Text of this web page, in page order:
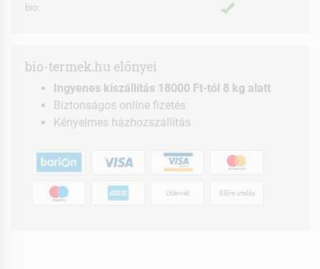
bio:
bio-termek.hu előnyei
Ingyenes kiszállítás 18000 Ft-tól 8 kg alatt
Biztonságos online fizetés
Kényelmes házhozszállítás
Utánvét Előre utalás